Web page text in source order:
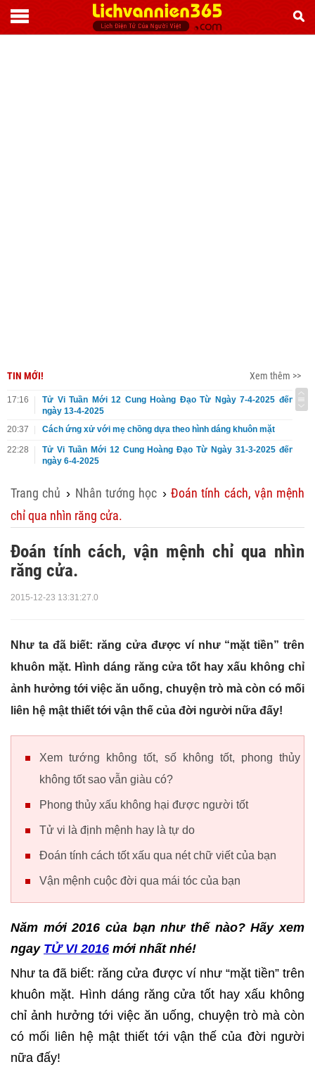
TIN MỚI! Xem thêm >>
17:16
Tử Vi Tuần Mới 12 Cung Hoàng Đạo Từ Ngày 7-4-2025 đến
ngày 13-4-2025
20:37
Cách ứng xử với mẹ chồng dựa theo hình dáng khuôn mặt
22:28
Tử Vi Tuần Mới 12 Cung Hoàng Đạo Từ Ngày 31-3-2025 đến
ngày 6-4-2025
Trang chủ › Nhân tướng học ›Đoán tính cách, vận mệnh
chỉ qua nhìn răng cửa.
Đoán tính cách, vận mệnh chỉ qua nhìn
răng cửa.
2015-12-23 13:31:27.0
Như ta đã biết: răng cửa được ví như “mặt tiền” trên
khuôn mặt. Hình dáng răng cửa tốt hay xấu không chỉ
ảnh hưởng tới việc ăn uống, chuyện trò mà còn có mối
liên hệ mật thiết tới vận thế của đời người nữa đấy!
Xem tướng không tốt, số không tốt, phong thủy
không tốt sao vẫn giàu có?
Phong thủy xấu không hại được người tốt
Tử vi là định mệnh hay là tự do
Đoán tính cách tốt xấu qua nét chữ viết của bạn
Vận mệnh cuộc đời qua mái tóc của bạn
Năm mới 2016 của bạn như thế nào? Hãy xem
ngay TỬ VI 2016 mới nhất nhé!
Như ta đã biết: răng cửa được ví như “mặt tiền” trên
khuôn mặt. Hình dáng răng cửa tốt hay xấu không
chỉ ảnh hưởng tới việc ăn uống, chuyện trò mà còn
có mối liên hệ mật thiết tới vận thế của đời người
nữa đấy!